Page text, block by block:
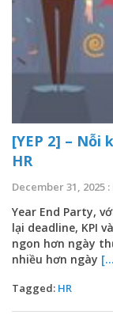
[YEP 2] – Nỗi
HR
December 31, 2025
Year End Party,
lại deadline, KPI
ngon hơn ngày
nhiều hơn ngày
Tagged: HR